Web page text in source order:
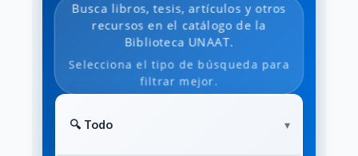
Busca libros, tesis, artículos y otros
recursos en el catálogo de la
Biblioteca UNAAT.
Selecciona el tipo de búsqueda para
filtrar mejor.